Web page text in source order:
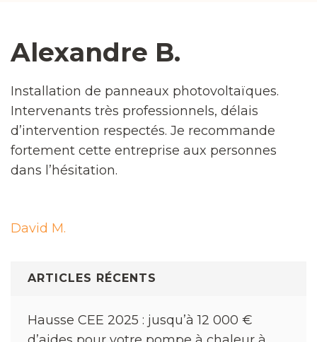
Alexandre B.
Installation de panneaux photovoltaïques.
Intervenants très professionnels, délais
d’intervention respectés. Je recommande
fortement cette entreprise aux personnes
dans l’hésitation.
Navigation
David M.
ARTICLES RÉCENTS
Hausse CEE 2025 : jusqu’à 12 000 €